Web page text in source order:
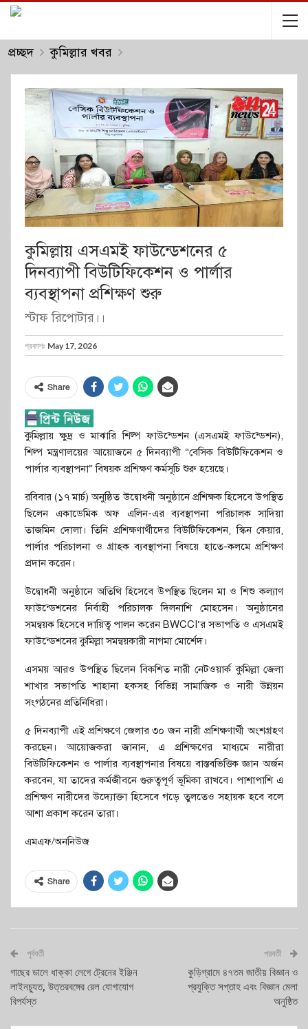
প্রচ্ছদ কুমিল্লার খবর
কুমিল্লায় এসএমই ফাউন্ডেশনের ৫
দিনব্যাপী বিউটিফিকেশন ও পার্লার
ব্যবস্থাপনা প্রশিক্ষণ শুরু
স্টাফ রিপোটার।।
প্রকাশঃ May 17, 2026
Share
কুমিল্লায় ক্ষুদ্র ও মাঝারি শিল্প ফাউন্ডেশন (এসএমই ফাউন্ডেশন),
শিল্প মন্ত্রণালয়ের আয়োজনে ৫ দিনব্যাপী “বেসিক বিউটিফিকেশন ও
পার্লার ব্যবস্থাপনা” বিষয়ক প্রশিক্ষণ কর্মসূচি শুরু হয়েছে।
রবিবার (১৭ মার্চ) অনুষ্ঠিত উদ্বোধনী অনুষ্ঠানে প্রশিক্ষক হিসেবে উপস্থিত
ছিলেন একাডেমিক অফ এলিন-এর ব্যবস্থাপনা পরিচালক সাদিয়া
তাজমিন দোলা। তিনি প্রশিক্ষণার্থীদের বিউটিফিকেশন, স্কিন কেয়ার,
পার্লার পরিচালনা ও গ্রাহক ব্যবস্থাপনা বিষয়ে হাতে-কলমে প্রশিক্ষণ
প্রদান করেন।
উদ্বোধনী অনুষ্ঠানে অতিথি হিসেবে উপস্থিত ছিলেন মা ও শিশু কল্যাণ
ফাউন্ডেশনের নির্বাহী পরিচালক দিলনাশি মোহসেন। অনুষ্ঠানের
সমন্বয়ক হিসেবে দায়িত্ব পালন করেন BWCCI’র সভাপতি ও এসএমই
ফাউন্ডেশনের কুমিল্লা সমন্বয়কারী নাগমা মোর্শেদ।
এসময় আরও উপস্থিত ছিলেন বিকশিত নারী নেটওয়ার্ক কুমিল্লা জেলা
শাখার সভাপতি শাহানা হকসহ বিভিন্ন সামাজিক ও নারী উন্নয়ন
সংগঠনের প্রতিনিধিরা।
৫ দিনব্যাপী এই প্রশিক্ষণে জেলার ৩০ জন নারী প্রশিক্ষণার্থী অংশগ্রহণ
করছেন। আয়োজকরা জানান, এ প্রশিক্ষণের মাধ্যমে নারীরা
বিউটিফিকেশন ও পার্লার ব্যবস্থাপনার বিষয়ে বাস্তবভিত্তিক জ্ঞান অর্জন
করবেন, যা তাদের কর্মজীবনে গুরুত্বপূর্ণ ভূমিকা রাখবে। পাশাপাশি এ
প্রশিক্ষণ নারীদের উদ্যোক্তা হিসেবে গড়ে তুলতেও সহায়ক হবে বলে
আশা প্রকাশ করেন তারা।
এমএফ/অননিউজ
Share
পূর্ববর্তী
গাছের ডালে ধাক্কা লেগে ট্রেনের ইঞ্জিন
লাইনচ্যুত, উত্তরবঙ্গের রেল যোগাযোগ
বিপর্যস্ত
পরবর্তী
কুড়িগ্রামে ৪৭তম জাতীয় বিজ্ঞান ও
প্রযুক্তি সপ্তাহ এবং বিজ্ঞান মেলা
অনুষ্ঠিত